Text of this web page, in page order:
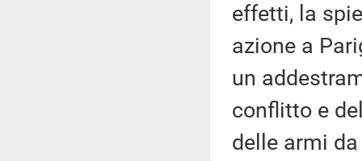
effetti, la
azione a
un
conflitto e
delle armi